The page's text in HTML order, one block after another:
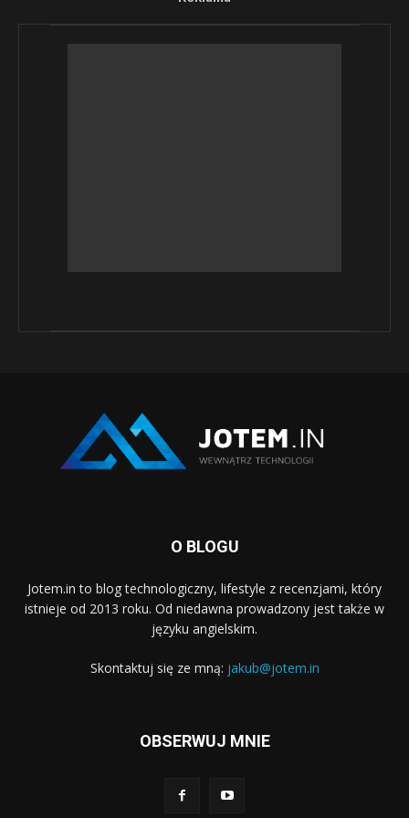
O BLOGU
Jotem.in to blog technologiczny, lifestyle z recenzjami, który
istnieje od 2013 roku. Od niedawna prowadzony jest także w
języku angielskim.
Skontaktuj się ze mną: jakub@jotem.in
OBSERWUJ MNIE